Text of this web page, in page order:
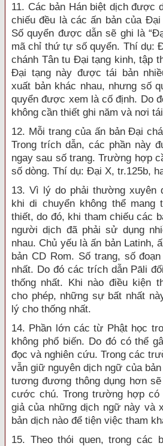
11. Các bản Hán biệt dịch được
chiếu đều là các ấn bản của
Số quyển được dẫn sẽ ghi là
mã chỉ thứ tự số quyển. Thí dụ:
chánh Tân tu Đại tạng kinh, tập
Đại tạng này được tái bản
xuất bản khác nhau, nhưng số
quyển được xem là cố định. Do
không cần thiết ghi năm và nơi
12. Mỗi trang của ấn bản Đại
Trong trích dẫn, các phần này
ngay sau số trang. Trường hợp
số dòng. Thí dụ: Đại X, tr.125b,
13. Vì lý do phải thường xuyên
khi di chuyển không thể mang
thiết, do đó, khi tham chiếu các
người dịch đã phải sử dụng
nhau. Chủ yếu là ấn bản Latinh,
bản CD Rom. Số trang, số
nhất. Do đó các trích dẫn Pāli
thống nhất. Khi nào điều kiện
cho phép, những sự bất nhất
lý cho thống nhất.
14. Phần lớn các từ Phật học
không phổ biến. Do đó có thể
đọc và nghiên cứu. Trong các
vẫn giữ nguyên dịch ngữ của
tương đương thông dụng hơn
cước chú. Trong trường hợp có
giả của những dịch ngữ này và
bản dịch nào để tiện việc tham
15. Theo thói quen, trong các